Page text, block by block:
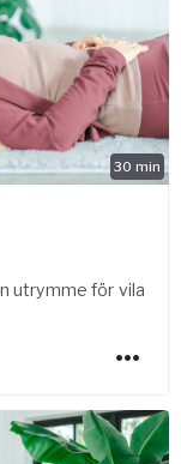
30 min
utrymme för vila